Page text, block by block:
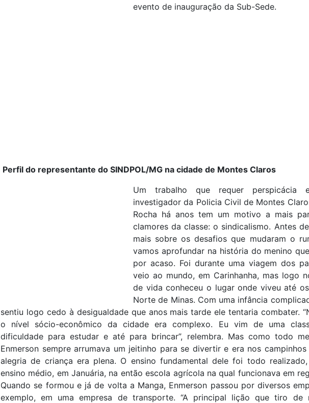
evento de inauguração da Sub-Sede.
Perfil do representante do SINDPOL/MG na cidade de Montes Claros
Um trabalho que requer perspicácia
investigador da Policia Civil de Montes
Rocha há anos tem um motivo a mais
clamores da classe: o sindicalismo. Antes
mais sobre os desafios que mudaram o
vamos aprofundar na história do menino
por acaso. Foi durante uma viagem dos
veio ao mundo, em Carinhanha, mas logo
de vida conheceu o lugar onde viveu até
Norte de Minas. Com uma infância
sentiu logo cedo à desigualdade que anos mais tarde ele tentaria combater.
o nível sócio-econômico da cidade era complexo. Eu vim de uma
dificuldade para estudar e até para brincar”, relembra. Mas como todo
Enmerson sempre arrumava um jeitinho para se divertir e era nos
alegria de criança era plena. O ensino fundamental dele foi todo
ensino médio, em Januária, na então escola agrícola na qual funcionava em
Quando se formou e já de volta a Manga, Enmerson passou por diversos
exemplo, em uma empresa de transporte. “A principal lição que tiro de